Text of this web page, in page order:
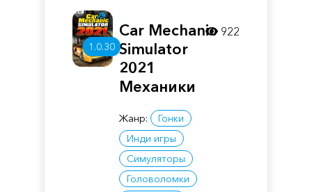
1.0.30
Car Mechanic
Simulator
2021
Механики
Жанр:
Гонки
Инди игры
Симуляторы
Головоломки
922